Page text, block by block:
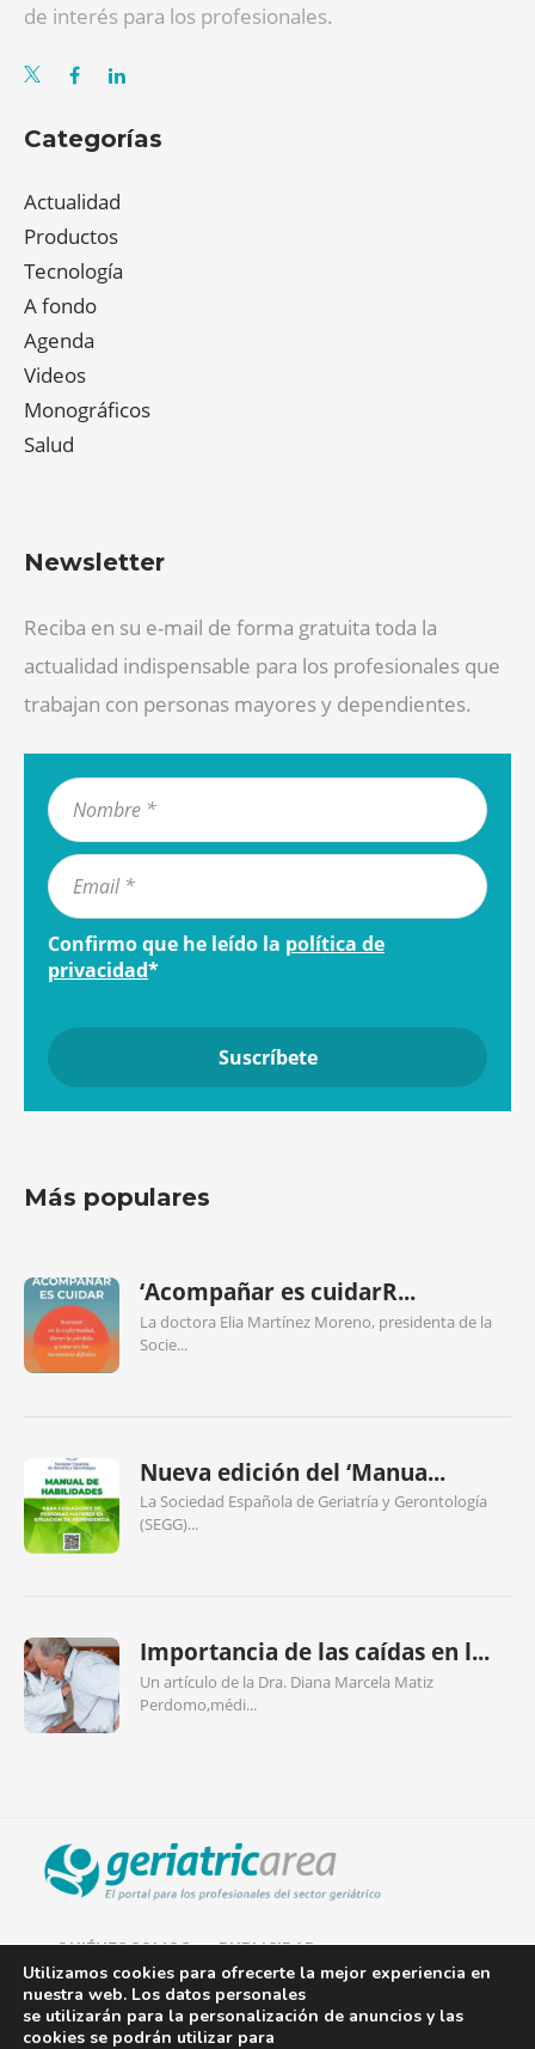
de interés para los profesionales.
Categorías
Actualidad
Productos
Tecnología
A fondo
Agenda
Videos
Monográficos
Salud
Newsletter
Reciba en su e-mail de forma gratuita toda la
actualidad indispensable para los profesionales que
trabajan con personas mayores y dependientes.
Confirmo que he leído la política de
privacidad*
Más populares
‘Acompañar es cuidarR...
La doctora Elia Martínez Moreno, presidenta de la
Socie...
Nueva edición del ‘Manua...
La Sociedad Española de Geriatría y Gerontología
(SEGG)...
Importancia de las caídas en l...
Un artículo de la Dra. Diana Marcela Matiz
Perdomo,médi...
QUIÉNES SOMOS PUBLICIDAD
AVISO LEGAL
POLÍTICA DE COOKIES
Utilizamos cookies para ofrecerte la mejor experiencia en
nuestra web. Los datos personales
se utilizarán para la personalización de anuncios y las
cookies se podrán utilizar para